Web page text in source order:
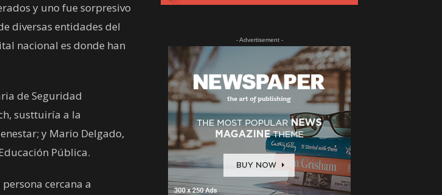
y uno fue sorpresivo
diversas entidades del
nacional es donde han
de Seguridad
susttuiría a la
y Mario Delgado,
Pública.
cercana a
- Advertisement -